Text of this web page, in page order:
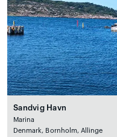
Sandvig Havn
Marina
Denmark, Bornholm, Allinge